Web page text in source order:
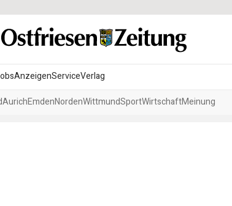
AnzeigenServiceVerlag
AurichEmdenNordenWittmundSportWirtschaftMeinung